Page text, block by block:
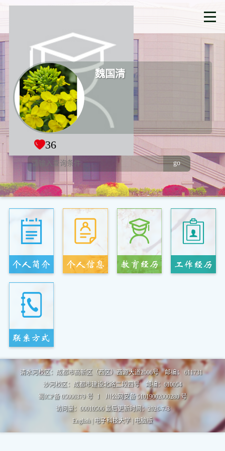
魏国清
36
go
清水河校区：成都市高新区（西区）西源大道2006号 邮编： 611731
沙河校区：成都市建设北路二段四号 邮编：610054
蜀ICP备 05006379 号 I 川公网安备 51019002000280 号
访问量： 00010506 最后更新时间：2026-7-3
English| 电子科技大学| 电脑版